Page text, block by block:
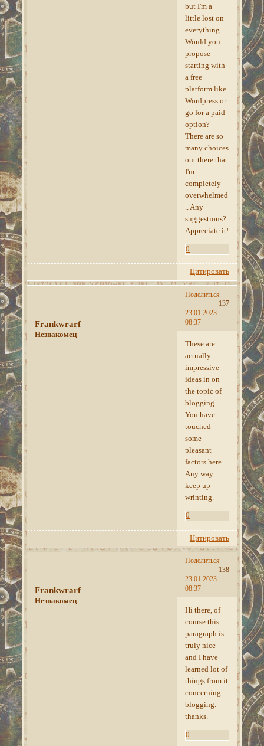
but I'm a
little lost on
everything.
Would you
propose
starting with
a free
platform like
Wordpress or
go for a paid
option?
There are so
many choices
out there that
I'm
completely
overwhelmed
.. Any
suggestions?
Appreciate it!
0
Цитировать
Поделиться
137
23.01.2023
08:37
Frankwrarf
Незнакомец
These are
actually
impressive
ideas in on
the topic of
blogging.
You have
touched
some
pleasant
factors here.
Any way
keep up
wrinting.
0
Цитировать
Поделиться
138
23.01.2023
08:37
Frankwrarf
Незнакомец
Hi there, of
course this
paragraph is
truly nice
and I have
learned lot of
things from it
concerning
blogging.
thanks.
0